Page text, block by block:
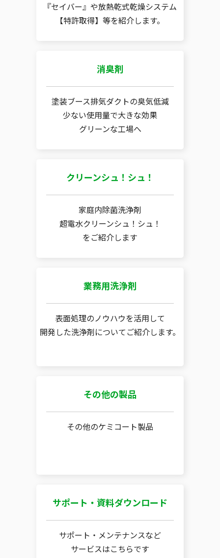
『セイバー』や放熱乾式乾燥システム
【特許取得】等を紹介します。
消臭剤
塗装ブース排気ダクトの臭気低減
少ない使用量で大きな効果
グリーンな工場へ
クリーンシュ！シュ！
家庭内除菌洗浄剤
超電水クリーンシュ！シュ！
をご紹介します
業務用洗浄剤
表面処理のノウハウを活用して
開発した洗浄剤についてご紹介します。
その他の製品
その他のケミコート製品
サポート・資料ダウンロード
サポート・メンテナンスなど
サービスはこちらです